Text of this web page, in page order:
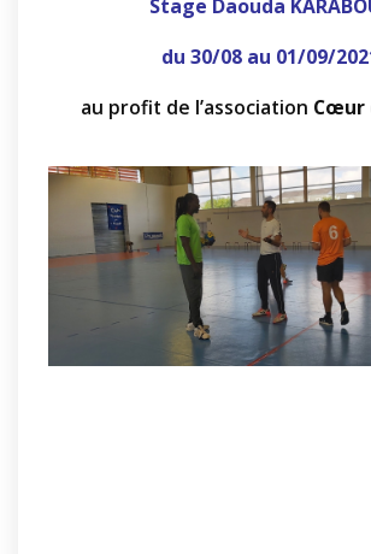
Stage Daouda
du 30/08 au 01/09/
au profit de l’association Cœur